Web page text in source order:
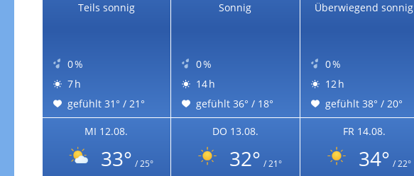
Teils sonnig
0 %
7 h
gefühlt 31° / 21°
Sonnig
0 %
14 h
gefühlt 36° / 18°
Überwiegend sonnig
0 %
12 h
gefühlt 38° / 20°
MI 12.08.
33° / 25°
DO 13.08.
32° / 21°
FR 14.08.
34° / 22°